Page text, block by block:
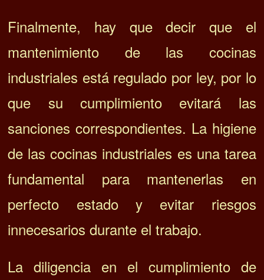
Finalmente, hay que decir que el
mantenimiento de las cocinas
industriales está regulado por ley, por lo
que su cumplimiento evitará las
sanciones correspondientes. La higiene
de las cocinas industriales es una tarea
fundamental para mantenerlas en
perfecto estado y evitar riesgos
innecesarios durante el trabajo.
La diligencia en el cumplimiento de